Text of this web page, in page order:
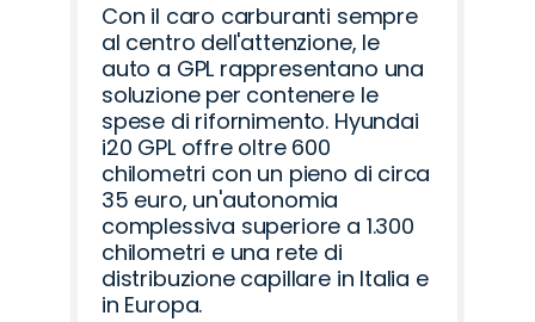
Con il caro carburanti sempre
al centro dell'attenzione, le
auto a GPL rappresentano una
soluzione per contenere le
spese di rifornimento. Hyundai
i20 GPL offre oltre 600
chilometri con un pieno di circa
35 euro, un'autonomia
complessiva superiore a 1.300
chilometri e una rete di
distribuzione capillare in Italia e
in Europa.